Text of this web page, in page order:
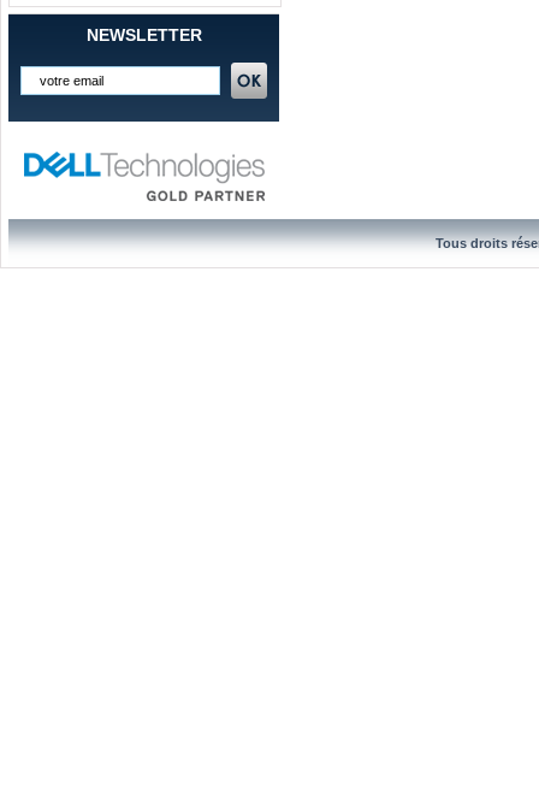
NEWSLETTER
Tous droits